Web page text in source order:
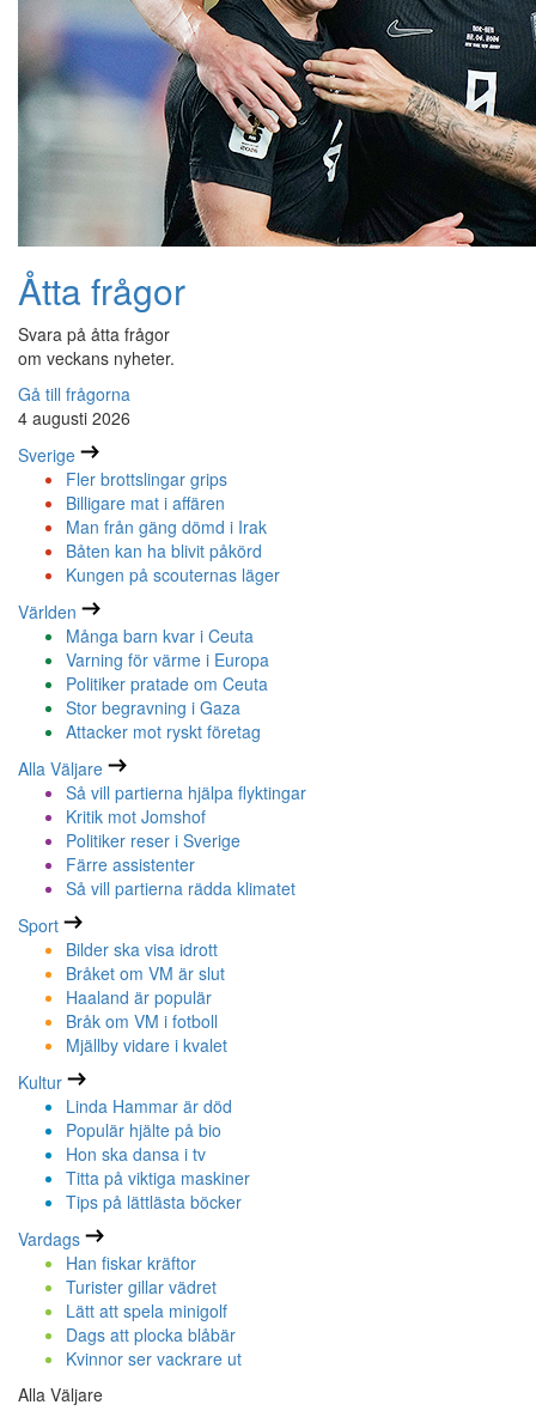
Åtta frågor
Svara på åtta frågor
om veckans nyheter.
Gå till frågorna
4 augusti 2026
Sverige
Fler brottslingar grips
Billigare mat i affären
Man från gäng dömd i Irak
Båten kan ha blivit påkörd
Kungen på scouternas läger
Världen
Många barn kvar i Ceuta
Varning för värme i Europa
Politiker pratade om Ceuta
Stor begravning i Gaza
Attacker mot ryskt företag
Alla Väljare
Så vill partierna hjälpa flyktingar
Kritik mot Jomshof
Politiker reser i Sverige
Färre assistenter
Så vill partierna rädda klimatet
Sport
Bilder ska visa idrott
Bråket om VM är slut
Haaland är populär
Bråk om VM i fotboll
Mjällby vidare i kvalet
Kultur
Linda Hammar är död
Populär hjälte på bio
Hon ska dansa i tv
Titta på viktiga maskiner
Tips på lättlästa böcker
Vardags
Han fiskar kräftor
Turister gillar vädret
Lätt att spela minigolf
Dags att plocka blåbär
Kvinnor ser vackrare ut
Alla Väljare